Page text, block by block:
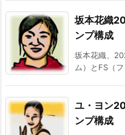
坂本花織
ンプ構成
坂本花織、
ム）とFS（
ユ・ヨン
ンプ構成